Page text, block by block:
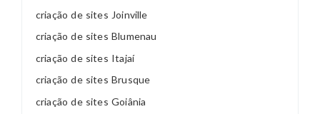
criação de sites Joinville
criação de sites Blumenau
criação de sites Itajaí
criação de sites Brusque
criação de sites Goiânia